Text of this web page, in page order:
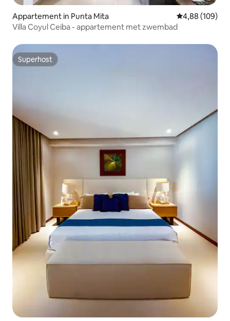
Appartement in Punta Mita Gemiddelde
4,88 (109)
Villa Coyul Ceiba - appartement met zwembad
Superhost
Superhost